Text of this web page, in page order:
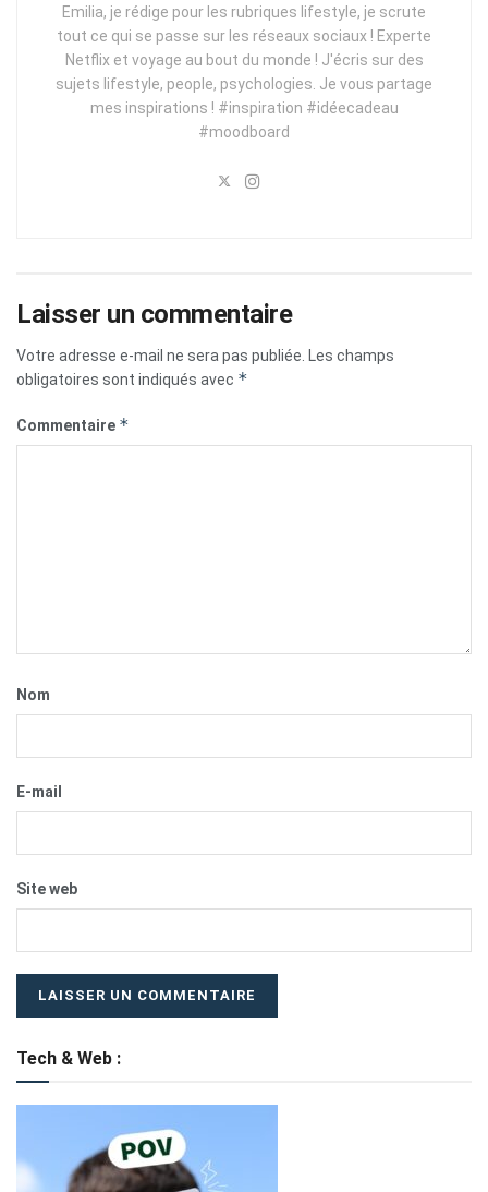
Emilia, je rédige pour les rubriques lifestyle, je scrute
tout ce qui se passe sur les réseaux sociaux ! Experte
Netflix et voyage au bout du monde ! J'écris sur des
sujets lifestyle, people, psychologies. Je vous partage
mes inspirations ! #inspiration #idéecadeau
#moodboard
Laisser un commentaire
Votre adresse e-mail ne sera pas publiée. Les champs
obligatoires sont indiqués avec *
Commentaire *
Nom
E-mail
Site web
Tech & Web :